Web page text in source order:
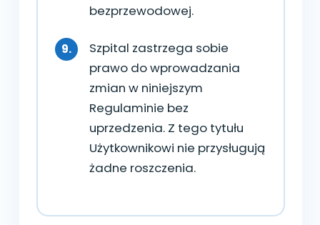
bezprzewodowej.
Szpital zastrzega sobie
prawo do wprowadzania
zmian w niniejszym
Regulaminie bez
uprzedzenia. Z tego tytułu
Użytkownikowi nie przysługują
żadne roszczenia.